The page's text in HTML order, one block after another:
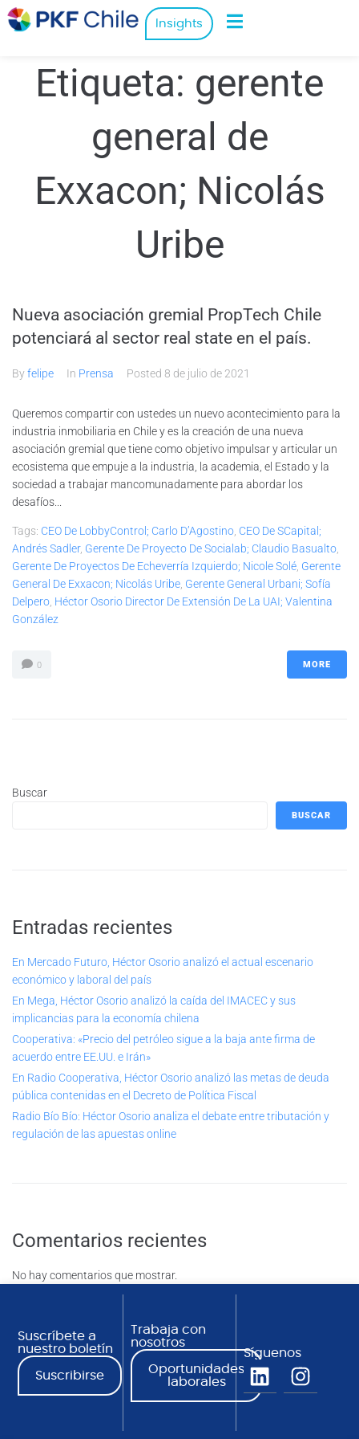
Insights
Etiqueta: gerente
general de
Exxacon; Nicolás
Uribe
Nueva asociación gremial PropTech Chile
potenciará al sector real state en el país.
Byfelipe In Prensa Posted 8 de julio de 2021
Queremos compartir con ustedes un nuevo acontecimiento para la
industria inmobiliaria en Chile y es la creación de una nueva
asociación gremial que tiene como objetivo impulsar y articular un
ecosistema que empuje a la industria, la academia, el Estado y la
sociedad a trabajar mancomunadamente para abordar los
desafíos...
Tags: CEO De LobbyControl; Carlo D’Agostino CEO De SCapital;
Andrés Sadler, Gerente De Proyecto De Socialab; Claudio Basualto
Gerente De Proyectos De Echeverría Izquierdo; Nicole Solé Gerente
General De Exxacon; Nicolás Uribe Gerente General Urbani; Sofía
Delpero Héctor Osorio Director De Extensión De La UAI; Valentina
González
0 MORE
Buscar
BUSCAR
Entradas recientes
En Mercado Futuro, Héctor Osorio analizó el actual escenario
económico y laboral del país
En Mega, Héctor Osorio analizó la caída del IMACEC y sus
implicancias para la economía chilena
Cooperativa: «Precio del petróleo sigue a la baja ante firma de
acuerdo entre EE.UU. e Irán»
En Radio Cooperativa, Héctor Osorio analizó las metas de deuda
pública contenidas en el Decreto de Política Fiscal
Radio Bío Bío: Héctor Osorio analiza el debate entre tributación y
regulación de las apuestas online
Comentarios recientes
No hay comentarios que mostrar.
Suscríbete a
nuestro boletín
Suscribirse
Trabaja con
nosotros
Oportunidades
laborales
Síguenos